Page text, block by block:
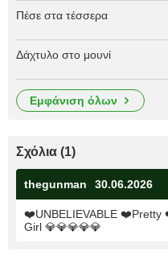
Πέσε στα τέσσερα
Δάχτυλο στο μουνί
εμφάνιση όλων
Σχόλια (1)
thegunman 30.06.2026
❤️UNBELIEVABLE ❤️Pretty
Girl 💎💎💎💎💎